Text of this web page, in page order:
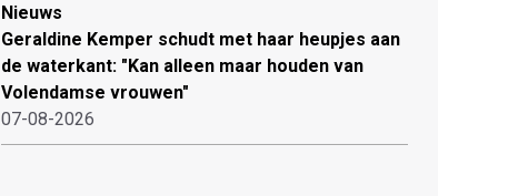
Nieuws
Geraldine Kemper schudt met haar heupjes aan
de waterkant: "Kan alleen maar houden van
Volendamse vrouwen"
07-08-2026